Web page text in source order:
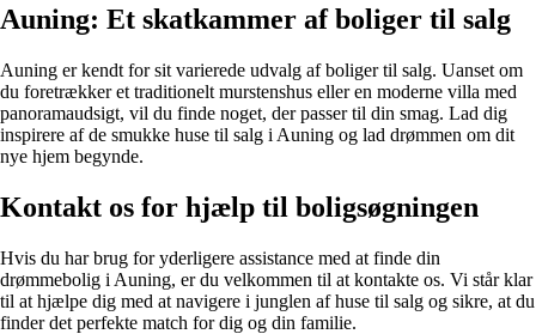
Auning: Et skatkammer af boliger til salg
Auning er kendt for sit varierede udvalg af boliger til salg. Uanset om
du foretrækker et traditionelt murstenshus eller en moderne villa med
panoramaudsigt, vil du finde noget, der passer til din smag. Lad dig
inspirere af de smukke huse til salg i Auning og lad drømmen om dit
nye hjem begynde.
Kontakt os for hjælp til boligsøgningen
Hvis du har brug for yderligere assistance med at finde din
drømmebolig i Auning, er du velkommen til at kontakte os. Vi står klar
til at hjælpe dig med at navigere i junglen af huse til salg og sikre, at du
finder det perfekte match for dig og din familie.